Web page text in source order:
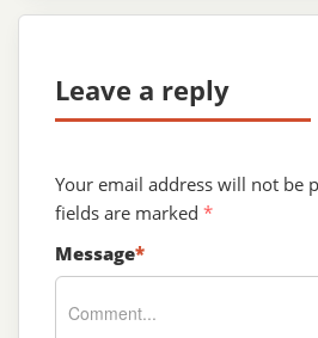
Leave a reply
Your email address will not be
fields are marked *
Message*